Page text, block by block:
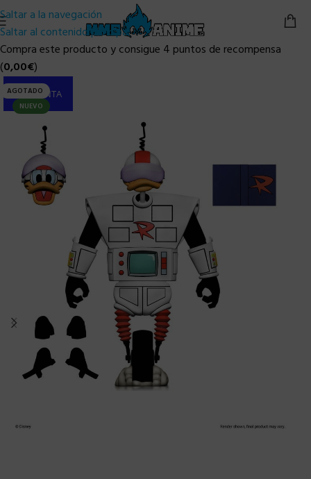
Saltar a la navegación
Saltar al contenido principal
Compra este producto y consigue 4 puntos de recompensa
(0,00€)
AGOTADO
NUEVO
PRE-VENTA